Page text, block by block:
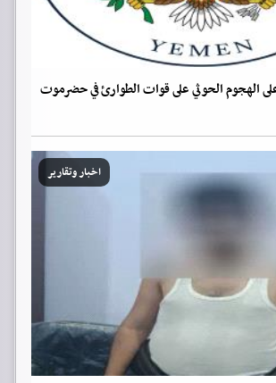
الهجوم الحوثي على قوات الطوارئ في حضرموت
اخبار وتقارير